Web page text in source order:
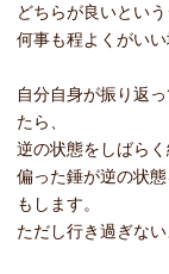
どちらが良いとい
何事も程よくがい
自分自身が振り返
たら、
逆の状態をしばらく
偏った錘が逆の状
もします。
ただし行き過ぎな